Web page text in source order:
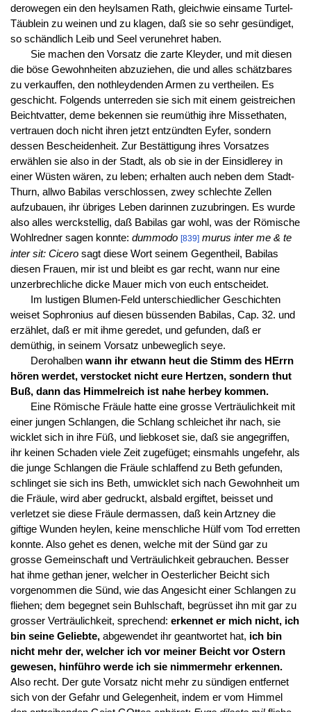
derowegen ein den heylsamen Rath, gleichwie einsame Turtel-
Täublein zu weinen und zu klagen, daß sie so sehr gesündiget,
so schändlich Leib und Seel verunehret haben.
Sie machen den Vorsatz die zarte Kleyder, und mit diesen
die böse Gewohnheiten abzuziehen, die und alles schätzbares
zu verkauffen, den nothleydenden Armen zu vertheilen. Es
geschicht. Folgends unterreden sie sich mit einem geistreichen
Beichtvatter, deme bekennen sie reumüthig ihre Missethaten,
vertrauen doch nicht ihren jetzt entzündten Eyfer, sondern
dessen Bescheidenheit. Zur Bestättigung ihres Vorsatzes
erwählen sie also in der Stadt, als ob sie in der Einsidlerey in
einer Wüsten wären, zu leben; erhalten auch neben dem Stadt-
Thurn, allwo Babilas verschlossen, zwey schlechte Zellen
aufzubauen, ihr übriges Leben darinnen zuzubringen. Es wurde
also alles werckstellig, daß Babilas gar wohl, was der Römische
Wohlredner sagen konnte: dummodo [839]murus inter me & te
inter sit: Cicerosagt diese Wort seinem Gegentheil, Babilas
diesen Frauen, mir ist und bleibt es gar recht, wann nur eine
unzerbrechliche dicke Mauer mich von euch entscheidet.
Im lustigen Blumen-Feld unterschiedlicher Geschichten
weiset Sophronius auf diesen büssenden Babilas, Cap. 32. und
erzählet, daß er mit ihme geredet, und gefunden, daß er
demüthig, in seinem Vorsatz unbeweglich seye.
Derohalben wann ihr etwann heut die Stimm des HErrn
hören werdet, verstocket nicht eure Hertzen, sondern thut
Buß, dann das Himmelreich ist nahe herbey kommen.
Eine Römische Fräule hatte eine grosse Verträulichkeit mit
einer jungen Schlangen, die Schlang schleichet ihr nach, sie
wicklet sich in ihre Füß, und liebkoset sie, daß sie angegriffen,
ihr keinen Schaden viele Zeit zugefüget; einsmahls ungefehr, als
die junge Schlangen die Fräule schlaffend zu Beth gefunden,
schlinget sie sich ins Beth, umwicklet sich nach Gewohnheit um
die Fräule, wird aber gedruckt, alsbald ergiftet, beisset und
verletzet sie diese Fräule dermassen, daß kein Artzney die
giftige Wunden heylen, keine menschliche Hülf vom Tod erretten
konnte. Also gehet es denen, welche mit der Sünd gar zu
grosse Gemeinschaft und Verträulichkeit gebrauchen. Besser
hat ihme gethan jener, welcher in Oesterlicher Beicht sich
vorgenommen die Sünd, wie das Angesicht einer Schlangen zu
fliehen; dem begegnet sein Buhlschaft, begrüsset ihn mit gar zu
grosser Verträulichkeit, sprechend: erkennet er mich nicht, ich
bin seine Geliebte,abgewendet ihr geantwortet hat, ich bin
nicht mehr der, welcher ich vor meiner Beicht vor Ostern
gewesen, hinführo werde ich sie nimmermehr erkennen.
Also recht. Der gute Vorsatz nicht mehr zu sündigen entfernet
sich von der Gefahr und Gelegenheit, indem er vom Himmel